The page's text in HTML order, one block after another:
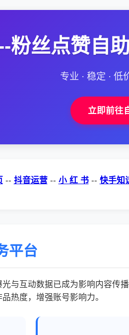
粉丝点赞自
专业 · 稳定 · 低
立即前往
-- 抖音运营 -- 小 红 书 -- 快手知
平台
与互动数据已成为影响内容传
热度，增强账号影响力。